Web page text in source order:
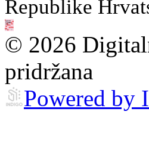
Republike
© 2026
pridržana
Powered by